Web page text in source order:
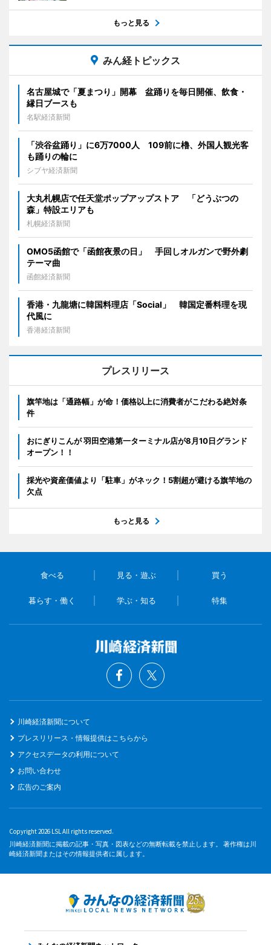
もっと見る
みん経トピックス
名古屋城で「夏まつり」開幕 盆踊りを毎日開催、飲食・
縁日ブースも
名駅経済新聞
「渋谷盆踊り」に6万7000人 109前に櫓、外国人観光客
も踊りの輪に
シブヤ経済新聞
大丸札幌店で任天堂ポップアップストア 「どうぶつの
森」特設エリアも
札幌経済新聞
OMO5函館で「函館夜景の日」 手回しオルガンで野外劇
テーマ曲
函館経済新聞
香港・九龍塘に韓国料理店「Social」 韓国定番料理を現
代風に
香港経済新聞
プレスリリース
旗竿地は「通路幅」が命！価格以上に消費者がこだわる絶対条
件
おにぎりこんが 羽田空港第一ターミナル店が8月10日グランド
オープン！！
採光や資産価値より「駐車」がネック！5割超が避ける旗竿地の
欠点
もっと見る
食べる 見る・遊ぶ 買う
暮らす・働く 学ぶ・知る 特集
川崎経済新聞について
プレスリリース・情報提供はこちらから
アクセスデータの利用について
お問い合わせ
広告のご案内
Copyright 2026 LSL All rights reserved.
川崎経済新聞に掲載の記事・写真・図表などの無断転載を禁止します。 著作権は川
崎経済新聞またはその情報提供者に属します。